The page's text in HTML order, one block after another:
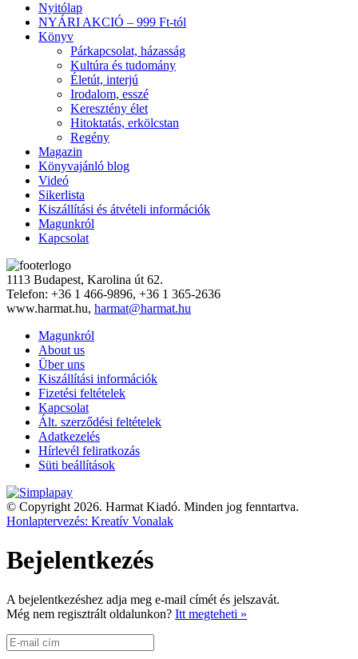
Nyitólap
NYÁRI AKCIÓ – 999 Ft-tól
Könyv
Párkapcsolat, házasság
Kultúra és tudomány
Életút, interjú
Irodalom, esszé
Keresztény élet
Hitoktatás, erkölcstan
Regény
Magazin
Könyvajánló blog
Videó
Sikerlista
Kiszállítási és átvételi információk
Magunkról
Kapcsolat
1113 Budapest, Karolina út 62.
Telefon: +36 1 466-9896, +36 1 365-2636
www.harmat.hu, harmat@harmat.hu
Magunkról
About us
Über uns
Kiszállítási információk
Fizetési feltételek
Kapcsolat
Ált. szerződési feltételek
Adatkezelés
Hírlevél feliratkozás
Süti beállítások
© Copyright 2026. Harmat Kiadó. Minden jog fenntartva.
Honlaptervezés: Kreatív Vonalak
Bejelentkezés
A bejelentkezéshez adja meg e-mail címét és jelszavát.
Még nem regisztrált oldalunkon? Itt megteheti »